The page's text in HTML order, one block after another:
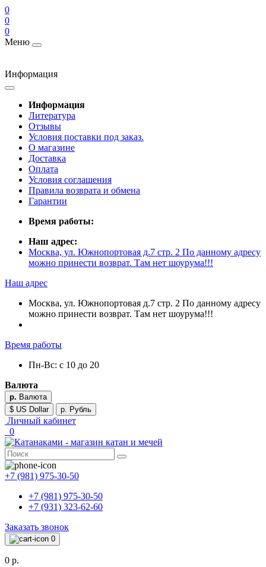
0
0
0
Меню
Информация
Информация
Литература
Отзывы
Условия поставки под заказ.
О магазине
Доставка
Оплата
Условия соглашения
Правила возврата и обмена
Гарантии
Время работы:
Наш адрес:
Москва, ул. Южнопортовая д.7 стр. 2 По данному адресу
можно принести возврат. Там нет шоурума!!!
Наш адрес
Москва, ул. Южнопортовая д.7 стр. 2 По данному адресу
можно принести возврат. Там нет шоурума!!!
Время работы
Пн-Вс: с 10 до 20
Валюта
р. Валюта
$ US Dollar
р. Рубль
Личный кабинет
0
+7 (981) 975-30-50
+7 (981) 975-30-50
+7 (931) 323-62-60
Заказать звонок
0
0 р.